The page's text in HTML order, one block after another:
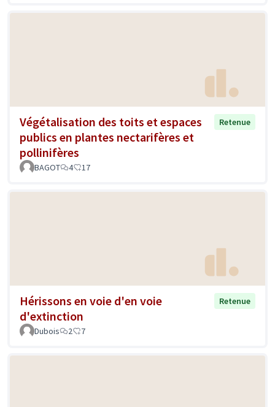
Végétalisation des toits et espaces
publics en plantes nectarifères et
pollinifères
Retenue
BAGOT 4 17
Hérissons en voie d'en voie
d'extinction
Retenue
Dubois 2 7